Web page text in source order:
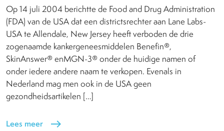
Op 14 juli 2004 berichtte de Food and Drug Administration
(FDA) van de USA dat een districtsrechter aan Lane Labs-
USA te Allendale, New Jersey heeft verboden de drie
zogenaamde kankergeneesmiddelen Benefin®,
SkinAnswer® enMGN-3® onder de huidige namen of
onder iedere andere naam te verkopen. Evenals in
Nederland mag men ook in de USA geen
gezondheidsartikelen […]
Lees meer east